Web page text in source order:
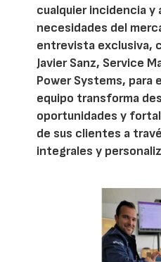
cualquier incidencia y
necesidades del
entrevista exclusiva,
Javier Sanz, Service
Power Systems, para
equipo transforma
oportunidades y
de sus clientes a
integrales y